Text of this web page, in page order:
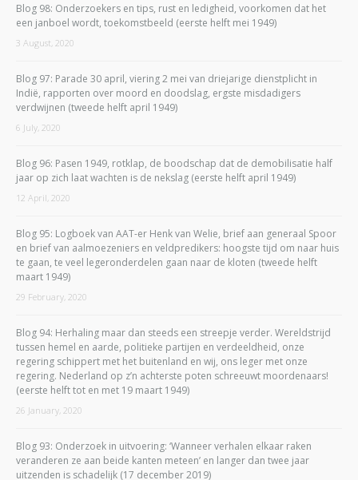
Blog 98: Onderzoekers en tips, rust en ledigheid, voorkomen dat het
een janboel wordt, toekomstbeeld (eerste helft mei 1949)
3 August, 2020
Blog 97: Parade 30 april, viering 2 mei van driejarige dienstplicht in
Indië, rapporten over moord en doodslag, ergste misdadigers
verdwijnen (tweede helft april 1949)
6 July, 2020
Blog 96: Pasen 1949, rotklap, de boodschap dat de demobilisatie half
jaar op zich laat wachten is de nekslag (eerste helft april 1949)
12 April, 2020
Blog 95: Logboek van AAT-er Henk van Welie, brief aan generaal Spoor
en brief van aalmoezeniers en veldpredikers: hoogste tijd om naar huis
te gaan, te veel legeronderdelen gaan naar de kloten (tweede helft
maart 1949)
29 February, 2020
Blog 94: Herhaling maar dan steeds een streepje verder. Wereldstrijd
tussen hemel en aarde, politieke partijen en verdeeldheid, onze
regering schippert met het buitenland en wij, ons leger met onze
regering. Nederland op z’n achterste poten schreeuwt moordenaars!
(eerste helft tot en met 19 maart 1949)
26 January, 2020
Blog 93: Onderzoek in uitvoering: ‘Wanneer verhalen elkaar raken
veranderen ze aan beide kanten meteen’ en langer dan twee jaar
uitzenden is schadelijk (17 december 2019)